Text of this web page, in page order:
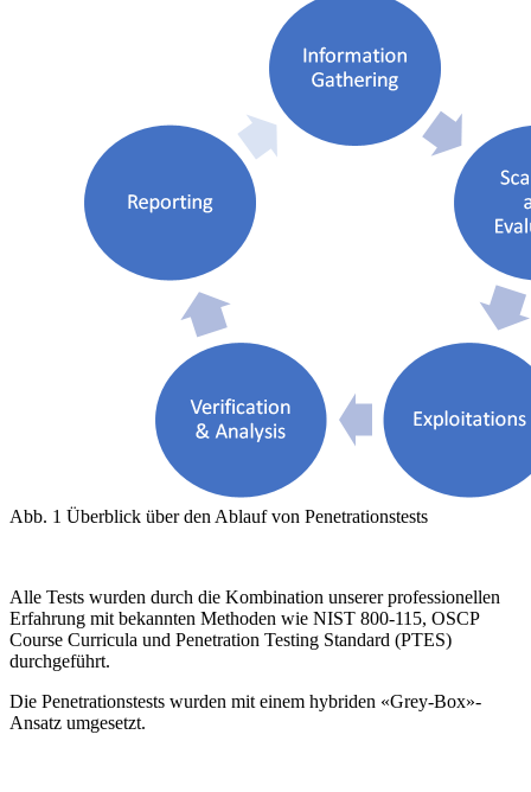
Abb. 1 Überblick über den Ablauf von Penetrationstests
Alle Tests wurden durch die Kombination unserer professionellen
Erfahrung mit bekannten Methoden wie NIST 800-115, OSCP
Course Curricula und Penetration Testing Standard (PTES)
durchgeführt.
Die Penetrationstests wurden mit einem hybriden «Grey-Box»-
Ansatz umgesetzt.